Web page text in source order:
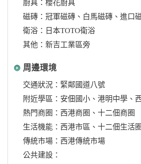
廚具：櫻花廚具
磁磚：冠軍磁磚、白馬磁磚、進口
衛浴：日本TOTO衛浴
其他：新吉工業區旁
周邊環境
交通狀況：緊鄰國道八號
附近學區：安佃國小、港明中學、
熱門商圈：西港商圈、十二佃商圈
生活機能：西港市區、十二佃生活圈
傳統市場：西港傳統市場
公共建設：